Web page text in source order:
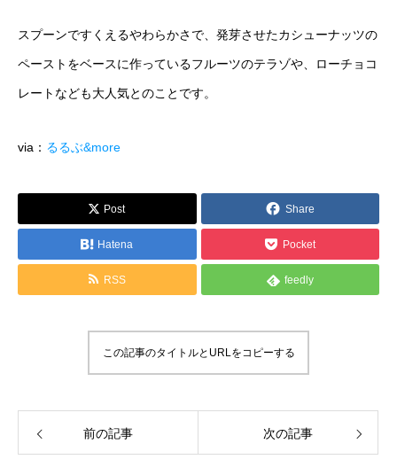
Halal Gourmet Japan
会社概要
メディア掲載
スプーンですくえるやわらかさで、発芽させたカシューナッツの
ペーストをベースに作っているフルーツのテラゾや、ローチョコ
レートなども大人気とのことです。
via： るるぶ&more
Post Share
Hatena Pocket
RSS feedly
この記事のタイトルとURLをコピーする
前の記事 次の記事